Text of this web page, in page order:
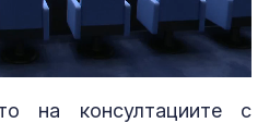
:
на консултациите с